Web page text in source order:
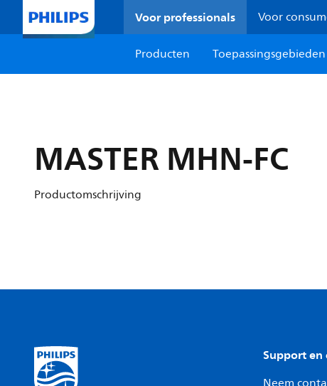
Voor professionals Voor
Producten
Toepassingsgebieden
MASTER MHN-FC
Productomschrijving
Support en